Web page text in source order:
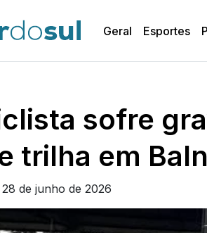
Geral Esportes
sofre
trilha em
de junho de 2026